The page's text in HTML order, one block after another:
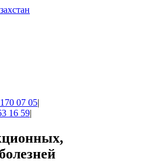
07 05|
16 59|